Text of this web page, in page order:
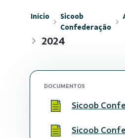
Início
Sicoob
Confederação
2024
DOCUMENTOS
Sicoob
Sicoob